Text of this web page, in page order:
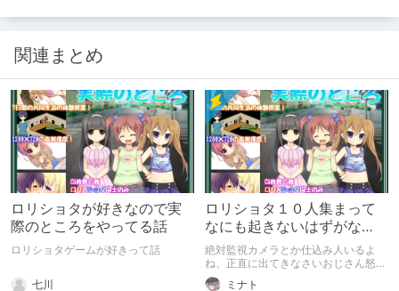
関連まとめ
ロリショタが好きなので実
際のところをやってる話
ロリショタゲームが好きって話
七川
ロリショタ１０人集まって
なにも起きないはずがな
い！！
絶対監視カメラとか仕込み人いるよ
ね、正直に出てきなさいおじさん怒ら
ないから
ミナト